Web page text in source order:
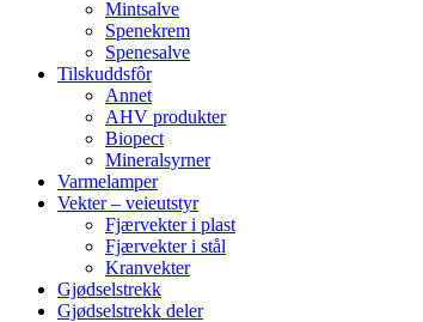
Mintsalve
Spenekrem
Spenesalve
Tilskuddsfôr
Annet
AHV produkter
Biopect
Mineralsyrner
Varmelamper
Vekter – veieutstyr
Fjærvekter i plast
Fjærvekter i stål
Kranvekter
Gjødselstrekk
Gjødselstrekk deler